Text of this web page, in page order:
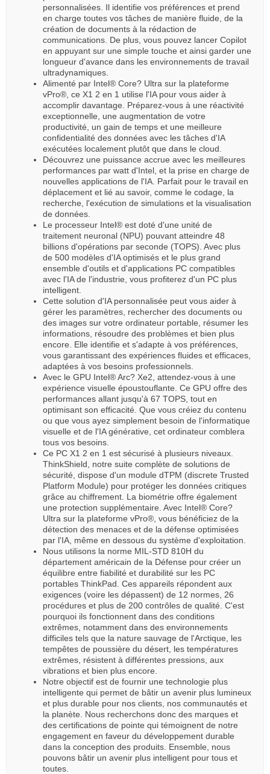
personnalisées. Il identifie vos préférences et prend
en charge toutes vos tâches de manière fluide, de la
création de documents à la rédaction de
communications. De plus, vous pouvez lancer Copilot
en appuyant sur une simple touche et ainsi garder une
longueur d'avance dans les environnements de travail
ultradynamiques.
Alimenté par Intel® Core? Ultra sur la plateforme
vPro®, ce X1 2 en 1 utilise l'IA pour vous aider à
accomplir davantage. Préparez-vous à une réactivité
exceptionnelle, une augmentation de votre
productivité, un gain de temps et une meilleure
confidentialité des données avec les tâches d'IA
exécutées localement plutôt que dans le cloud.
Découvrez une puissance accrue avec les meilleures
performances par watt d'Intel, et la prise en charge de
nouvelles applications de l'IA. Parfait pour le travail en
déplacement et lié au savoir, comme le codage, la
recherche, l'exécution de simulations et la visualisation
de données.
Le processeur Intel® est doté d'une unité de
traitement neuronal (NPU) pouvant atteindre 48
billions d'opérations par seconde (TOPS). Avec plus
de 500 modèles d'IA optimisés et le plus grand
ensemble d'outils et d'applications PC compatibles
avec l'IA de l'industrie, vous profiterez d'un PC plus
intelligent.
Cette solution d'IA personnalisée peut vous aider à
gérer les paramètres, rechercher des documents ou
des images sur votre ordinateur portable, résumer les
informations, résoudre des problèmes et bien plus
encore. Elle identifie et s'adapte à vos préférences,
vous garantissant des expériences fluides et efficaces,
adaptées à vos besoins professionnels.
Avec le GPU Intel® Arc? Xe2, attendez-vous à une
expérience visuelle époustouflante. Ce GPU offre des
performances allant jusqu'à 67 TOPS, tout en
optimisant son efficacité. Que vous créiez du contenu
ou que vous ayez simplement besoin de l'informatique
visuelle et de l'IA générative, cet ordinateur comblera
tous vos besoins.
Ce PC X1 2 en 1 est sécurisé à plusieurs niveaux.
ThinkShield, notre suite complète de solutions de
sécurité, dispose d'un module dTPM (discrete Trusted
Platform Module) pour protéger les données critiques
grâce au chiffrement. La biométrie offre également
une protection supplémentaire. Avec Intel® Core?
Ultra sur la plateforme vPro®, vous bénéficiez de la
détection des menaces et de la défense optimisées
par l'IA, même en dessous du système d'exploitation.
Nous utilisons la norme MIL-STD 810H du
département américain de la Défense pour créer un
équilibre entre fiabilité et durabilité sur les PC
portables ThinkPad. Ces appareils répondent aux
exigences (voire les dépassent) de 12 normes, 26
procédures et plus de 200 contrôles de qualité. C'est
pourquoi ils fonctionnent dans des conditions
extrêmes, notamment dans des environnements
difficiles tels que la nature sauvage de l'Arctique, les
tempêtes de poussière du désert, les températures
extrêmes, résistent à différentes pressions, aux
vibrations et bien plus encore.
Notre objectif est de fournir une technologie plus
intelligente qui permet de bâtir un avenir plus lumineux
et plus durable pour nos clients, nos communautés et
la planète. Nous recherchons donc des marques et
des certifications de pointe qui témoignent de notre
engagement en faveur du développement durable
dans la conception des produits. Ensemble, nous
pouvons bâtir un avenir plus intelligent pour tous et
toutes.